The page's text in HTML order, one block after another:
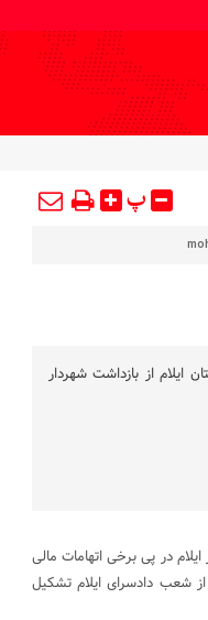
پ
ایلام از بازداشت شهردار
کرد: شهردار ایلام در پی برخی اتهامات مالی
شعب دادسرای ایلام تشکیل